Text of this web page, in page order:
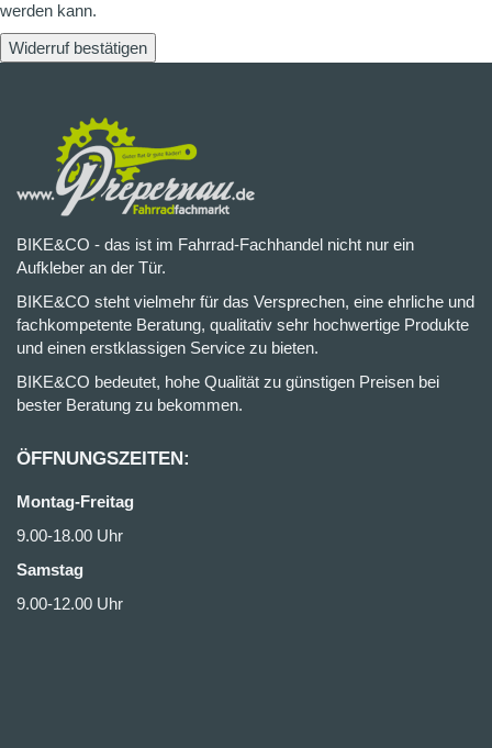
werden kann.
Widerruf bestätigen
BIKE&CO - das ist im Fahrrad-Fachhandel nicht nur ein
Aufkleber an der Tür.
BIKE&CO steht vielmehr für das Versprechen, eine ehrliche und
fachkompetente Beratung, qualitativ sehr hochwertige Produkte
und einen erstklassigen Service zu bieten.
BIKE&CO bedeutet, hohe Qualität zu günstigen Preisen bei
bester Beratung zu bekommen.
ÖFFNUNGSZEITEN:
Montag-Freitag
9.00-18.00 Uhr
Samstag
9.00-12.00 Uhr